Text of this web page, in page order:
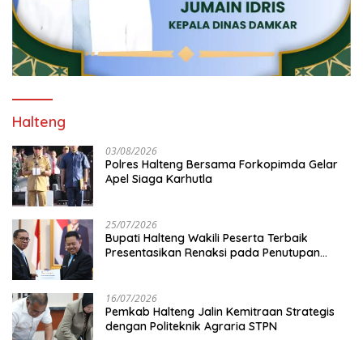
Halteng
03/08/2026
Polres Halteng Bersama Forkopimda Gelar
Apel Siaga Karhutla
25/07/2026
Bupati Halteng Wakili Peserta Terbaik
Presentasikan Renaksi pada Penutupan
16/07/2026
Pemkab Halteng Jalin Kemitraan Strategis
dengan Politeknik Agraria STPN